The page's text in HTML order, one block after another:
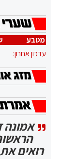
מטבע
עדכון אחרון:
אמונה
רואים